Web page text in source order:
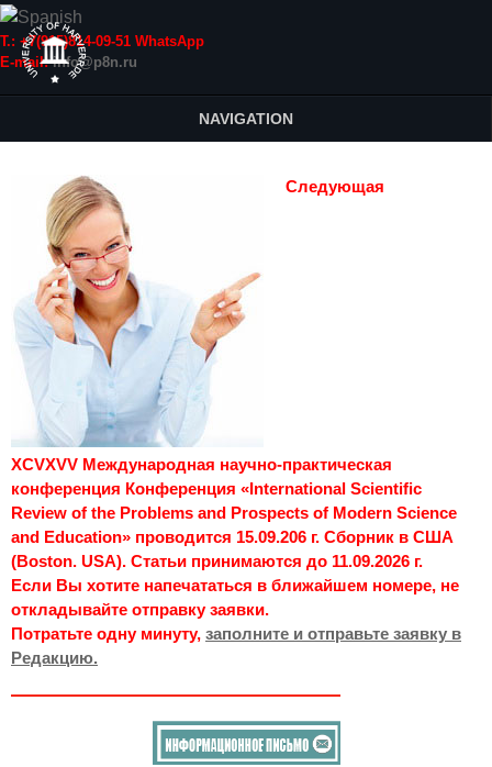
Т.: +7(915)814-09-51 WhatsApp
E-mail:info@p8n.ru
NAVIGATION
Следующая
XCVXVV Международная научно-практическая
конференция Конференция «International Scientific
Review of the Problems and Prospects of Modern Science
and Education» проводится 15.09.206 г. Сборник в США
(Boston. USA). Статьи принимаются до 11.09.2026 г.
Если Вы хотите напечататься в ближайшем номере, не
откладывайте отправку заявки.
Потратьте одну минуту, заполните и отправьте заявку в
Редакцию.